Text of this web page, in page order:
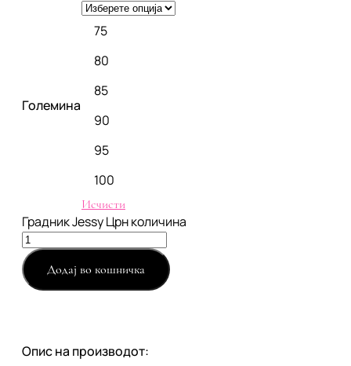
Големина
75
80
85
90
95
100
Исчисти
Градник Jessy Црн количина
Додај во кошничка
Опис на производот: